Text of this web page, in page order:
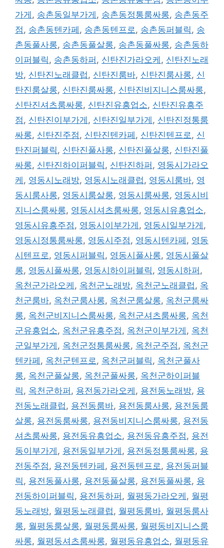
가게 , 송촌동일부가게 , 송촌동정통룸싸롱, 송촌동주
점 , 송촌동텐카페 , 송촌동텐프로 , 송촌동퍼블릭 , 송
촌동풀사롱, 송촌동풀살롱, 송촌동풀싸롱, 송촌동하
이퍼블릭 , 송촌동하퍼 , 신탄진가라오케 , 신탄진노래
방, 신탄진노래클럽 , 신탄진룸바, 신탄진룸사롱, 신
탄진룸살롱, 신탄진룸싸롱, 신탄진비지니스룸싸롱,
신탄진셔츠룸싸롱, 신탄진유흥업소, 신탄진유흥주
점 , 신탄진이부가게 , 신탄진일부가게 , 신탄진정통룸
싸롱, 신탄진주점 , 신탄진텐카페 , 신탄진텐프로 , 신
탄진퍼블릭 , 신탄진풀사롱, 신탄진풀살롱, 신탄진풀
싸롱, 신탄진하이퍼블릭 , 신탄진하퍼 , 영동시가라오
케 , 영동시노래방, 영동시노래클럽 , 영동시룸바, 영
동시룸사롱, 영동시룸살롱, 영동시룸싸롱, 영동시비
지니스룸싸롱, 영동시셔츠룸싸롱, 영동시유흥업소,
영동시유흥주점 , 영동시이부가게 , 영동시일부가게 ,
영동시정통룸싸롱, 영동시주점 , 영동시텐카페 , 영동
시텐프로 , 영동시퍼블릭 , 영동시풀사롱, 영동시풀살
롱, 영동시풀싸롱, 영동시하이퍼블릭 , 영동시하퍼 ,
옥천군가라오케 , 옥천군노래방, 옥천군노래클럽 , 옥
천군룸바, 옥천군룸사롱, 옥천군룸살롱, 옥천군룸싸
롱, 옥천군비지니스룸싸롱, 옥천군셔츠룸싸롱, 옥천
군유흥업소, 옥천군유흥주점 , 옥천군이부가게 , 옥천
군일부가게 , 옥천군정통룸싸롱, 옥천군주점 , 옥천군
텐카페 , 옥천군텐프로 , 옥천군퍼블릭 , 옥천군풀사
롱, 옥천군풀살롱, 옥천군풀싸롱, 옥천군하이퍼블
릭 , 옥천군하퍼 , 용전동가라오케 , 용전동노래방, 용
전동노래클럽 , 용전동룸바, 용전동룸사롱, 용전동룸
살롱, 용전동룸싸롱, 용전동비지니스룸싸롱, 용전동
셔츠룸싸롱, 용전동유흥업소, 용전동유흥주점 , 용전
동이부가게 , 용전동일부가게 , 용전동정통룸싸롱, 용
전동주점 , 용전동텐카페 , 용전동텐프로 , 용전동퍼블
릭 , 용전동풀사롱, 용전동풀살롱, 용전동풀싸롱, 용
전동하이퍼블릭 , 용전동하퍼 , 월평동가라오케 , 월평
동노래방, 월평동노래클럽 , 월평동룸바, 월평동룸사
롱, 월평동룸살롱, 월평동룸싸롱, 월평동비지니스룸
싸롱, 월평동셔츠룸싸롱, 월평동유흥업소, 월평동유